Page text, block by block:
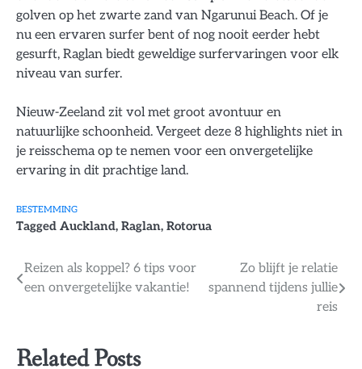
golven op het zwarte zand van Ngarunui Beach. Of je
nu een ervaren surfer bent of nog nooit eerder hebt
gesurft, Raglan biedt geweldige surfervaringen voor elk
niveau van surfer.
Nieuw-Zeeland zit vol met groot avontuur en
natuurlijke schoonheid. Vergeet deze 8 highlights niet in
je reisschema op te nemen voor een onvergetelijke
ervaring in dit prachtige land.
BESTEMMING
Tagged Auckland, Raglan, Rotorua
Bericht
Reizen als koppel? 6 tips voor
een onvergetelijke vakantie!
Zo blijft je relatie
spannend tijdens jullie
reis
Related Posts